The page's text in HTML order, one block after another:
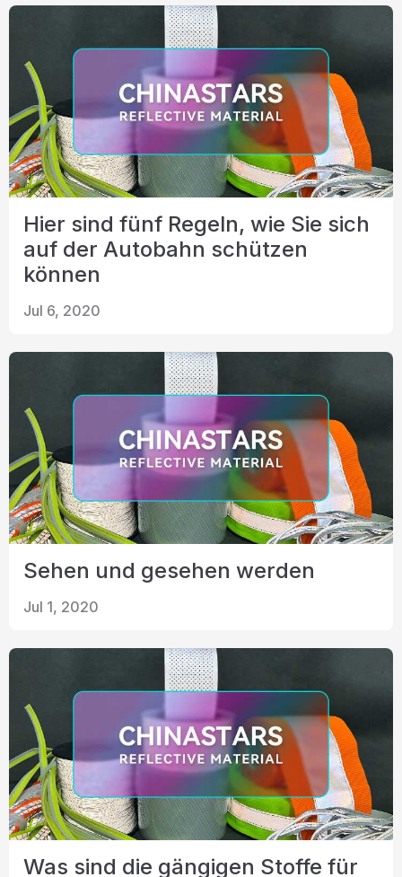
Hier sind fünf Regeln, wie Sie sich
auf der Autobahn schützen
können
Jul 6, 2020
Sehen und gesehen werden
Jul 1, 2020
Was sind die gängigen Stoffe für